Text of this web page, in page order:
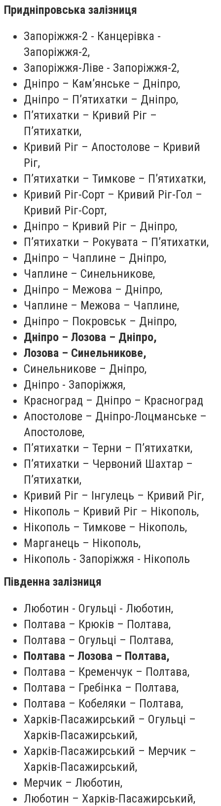
Придніпровська залізниця
Запоріжжя-2 - Канцерівка -
Запоріжжя-2,
Запоріжжя-Ліве - Запоріжжя-2,
Дніпро – Кам’янське – Дніпро,
Дніпро – П’ятихатки – Дніпро,
П’ятихатки – Кривий Ріг –
П’ятихатки,
Кривий Ріг – Апостолове – Кривий
Ріг,
П’ятихатки – Тимкове – П’ятихатки,
Кривий Ріг-Сорт – Кривий Ріг-Гол –
Кривий Ріг-Сорт,
Дніпро – Кривий Ріг – Дніпро,
П’ятихатки – Рокувата – П’ятихатки,
Дніпро – Чаплине – Дніпро,
Чаплине – Синельникове,
Дніпро – Межова – Дніпро,
Чаплине – Межова – Чаплине,
Дніпро – Покровськ – Дніпро,
Дніпро – Лозова – Дніпро,
Лозова – Синельникове,
Синельникове – Дніпро,
Дніпро - Запоріжжя,
Красноград – Дніпро – Красноград
Апостолове – Дніпро-Лоцманське –
Апостолове,
П’ятихатки – Терни – П’ятихатки,
П’ятихатки – Червоний Шахтар –
П’ятихатки,
Кривий Ріг – Інгулець – Кривий Ріг,
Нікополь – Кривий Ріг – Нікополь,
Нікополь – Тимкове – Нікополь,
Марганець – Нікополь,
Нікополь - Запоріжжя - Нікополь
Південна залізниця
Люботин - Огульці - Люботин,
Полтава – Крюків – Полтава,
Полтава – Огульці – Полтава,
Полтава – Лозова – Полтава,
Полтава – Кременчук – Полтава,
Полтава – Гребінка – Полтава,
Полтава – Кобеляки – Полтава,
Харків-Пасажирський – Огульці –
Харків-Пасажирський,
Харків-Пасажирський – Мерчик –
Харків-Пасажирський,
Мерчик – Люботин,
Люботин – Харків-Пасажирський,